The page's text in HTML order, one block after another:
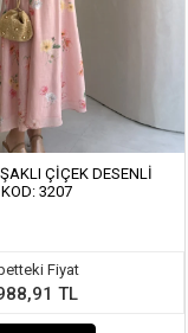
ÇIÇEK DESENLI
3207
Fiyat
TL